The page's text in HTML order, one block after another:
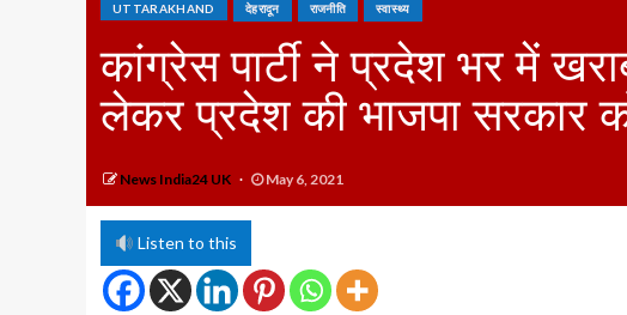
UTTARAKHAND देहरादून राजनीति स्वास्थ्य
कांग्रेस पार्टी ने प्रदेश भर में
लेकर प्रदेश की भाजपा सरकार
News India24 UK May 6, 2021
Listen to this